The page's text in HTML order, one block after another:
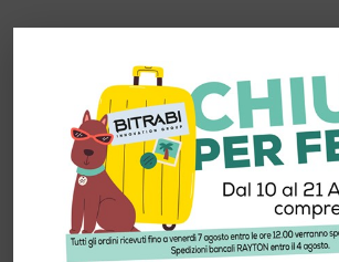
esteri di Turchia e Bulgaria. La consulenza per
marketing e la presenza di un Temporary
affiancheranno l’Azienda nel definire ed
espansione commerciale nei mercati Turco e
garantire uno sviluppo stabile e duraturo.